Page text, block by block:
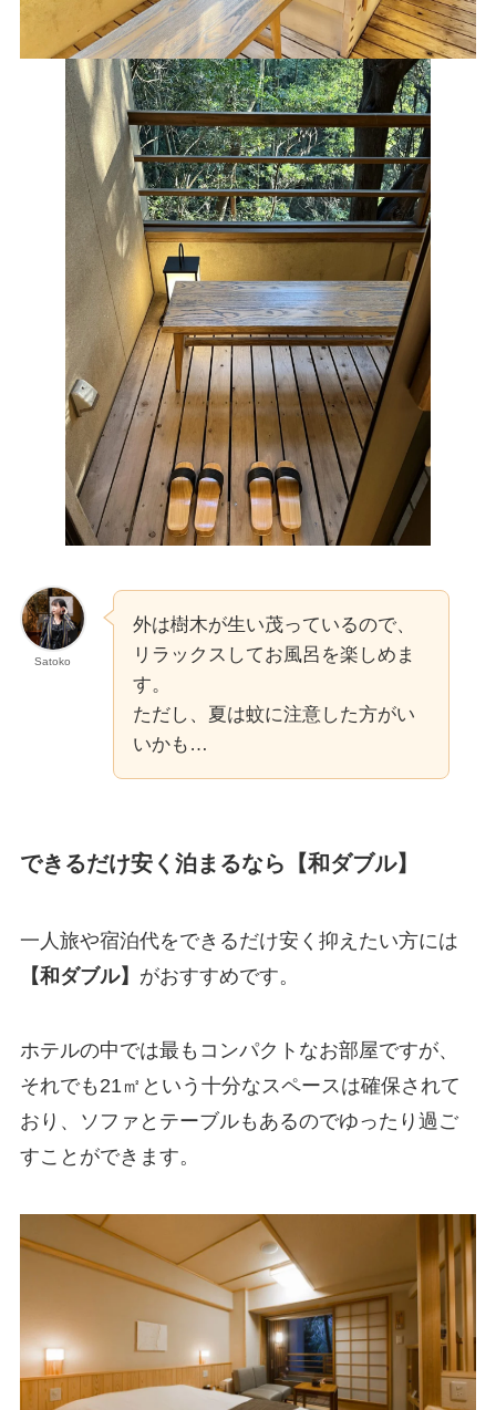
Satoko
外は樹木が生い茂っているので、
リラックスしてお風呂を楽しめま
す。
ただし、夏は蚊に注意した方がい
いかも…
できるだけ安く泊まるなら【和ダブル】
一人旅や宿泊代をできるだけ安く抑えたい方には
【和ダブル】 がおすすめです。
ホテルの中では最もコンパクトなお部屋ですが、
それでも21㎡という十分なスペースは確保されて
おり、ソファとテーブルもあるのでゆったり過ご
すことができます。